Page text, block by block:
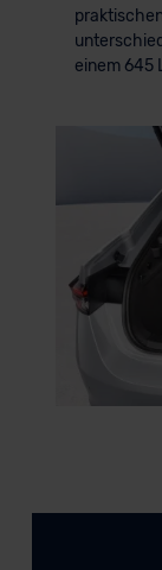
der EU erfolgt,
Grundlage
DSGVO) oder
erteilen.
unserem
einem 645